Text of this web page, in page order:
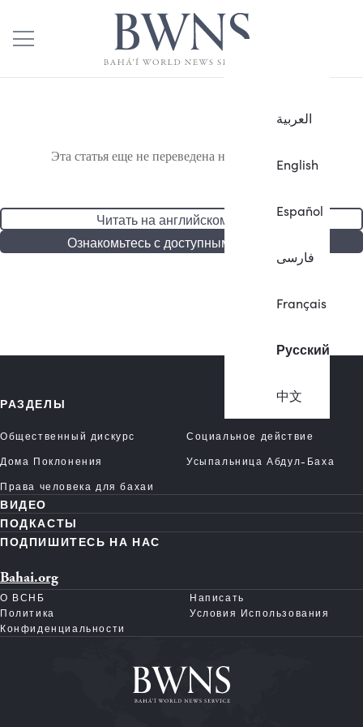
العربية
English
Español
فارسی
Français
Русский
中文
Эта статья еще не переведена на русский язык.
Читать на английском языке
Ознакомьтесь с доступными статьями
РАЗДЕЛЫ
Общественный дискурс
Социальное действие
Дома Поклонения
Усыпальница Абдул-Баха
Права человека для бахаи
ВИДЕО
ПОДКАСТЫ
ПОДПИШИТЕСЬ НА НАС
Bahai.org
О ВСНБ
Написать
Политика
Конфиденциальности
Условия Использования